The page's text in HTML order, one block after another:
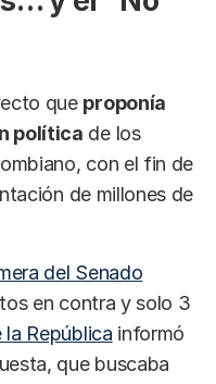
que proponía
política de los
con el fin de
de millones de
del Senado
en contra y solo 3
la República informó
que buscaba